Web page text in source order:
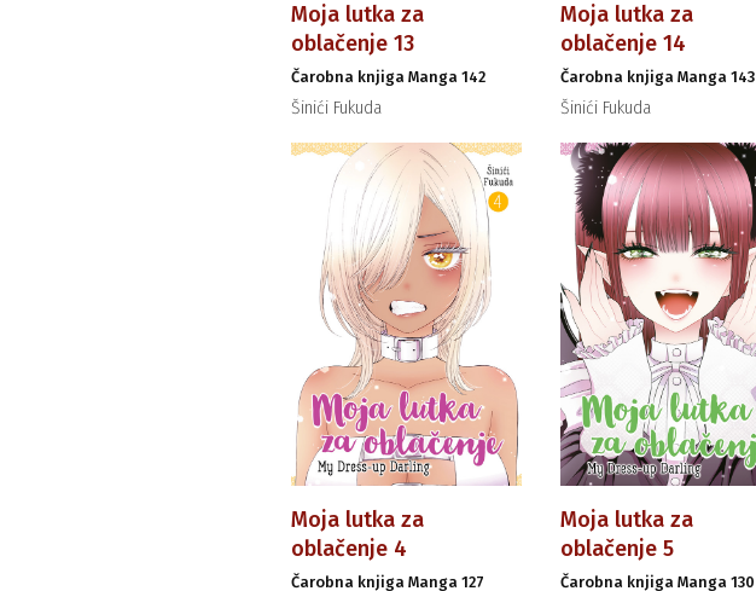
Moja lutka za
oblačenje 13
Čarobna knjiga Manga 142
Šinići Fukuda
Moja lutka za
oblačenje 14
Čarobna knjiga Manga 143
Šinići Fukuda
Moja lutka za
oblačenje 4
Čarobna knjiga Manga 127
Moja lutka za
oblačenje 5
Čarobna knjiga Manga 130